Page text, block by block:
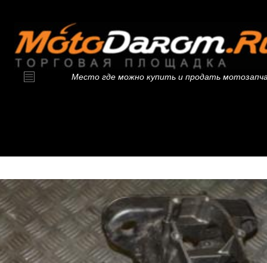
Место где можно купить и продать